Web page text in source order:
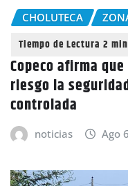
CHOLUTECA
Copeco afirma
riesgo la
controlada
noticias Ago